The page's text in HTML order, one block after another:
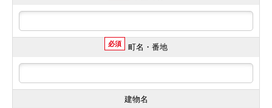
必須 町名・番地
建物名